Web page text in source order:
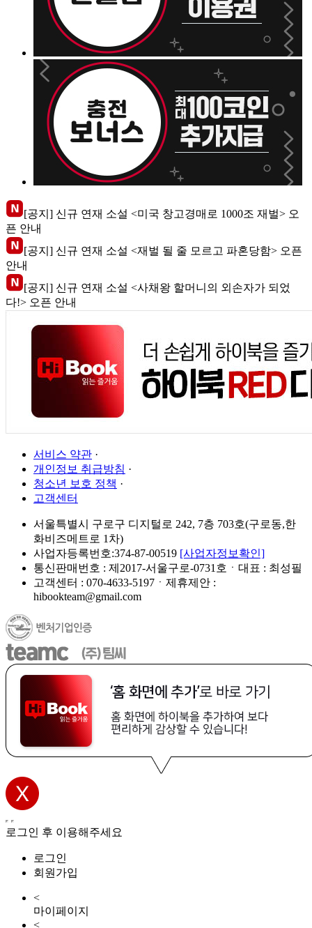
[공지] 신규 연재 소설 <미국 창고경매로 1000조 재벌> 오
픈 안내
[공지] 신규 연재 소설 <재벌 될 줄 모르고 파혼당함> 오픈
안내
[공지] 신규 연재 소설 <사채왕 할머니의 외손자가 되었
다!> 오픈 안내
서비스 약관 ·
개인정보 취급방침 ·
청소년 보호 정책 ·
고객센터
서울특별시 구로구 디지털로 242, 7층 703호(구로동,한
화비즈메트로 1차)
사업자등록번호:374-87-00519 [사업자정보확인]
통신판매번호 : 제2017-서울구로-0731호ㆍ대표 : 최성필
고객센터 : 070-4633-5197ㆍ제휴제안 :
hibookteam@gmail.com
로그인 후 이용해주세요
로그인
회원가입
<
마이페이지
<